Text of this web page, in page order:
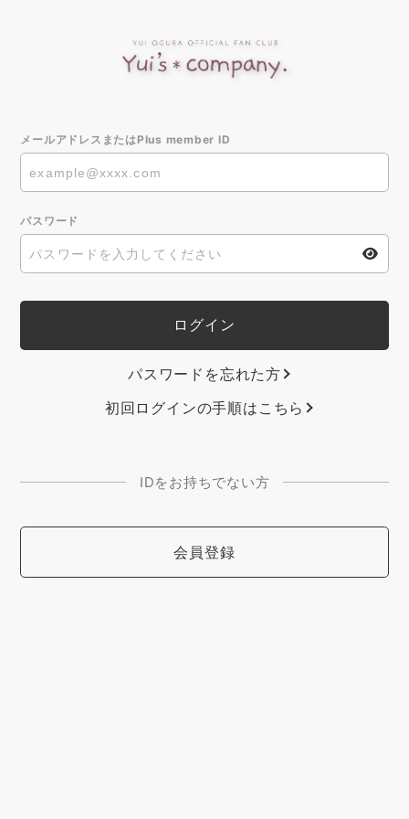
メールアドレスまたはPlus member ID
パスワード
パスワードを忘れた方
初回ログインの手順はこちら
IDをお持ちでない方
会員登録